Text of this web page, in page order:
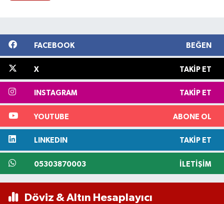
FACEBOOK BEĞEN
X TAKIP ET
INSTAGRAM TAKIP ET
YOUTUBE ABONE OL
LINKEDIN TAKIP ET
05303870003 İLETIŞIM
Döviz & Altın Hesaplayıcı